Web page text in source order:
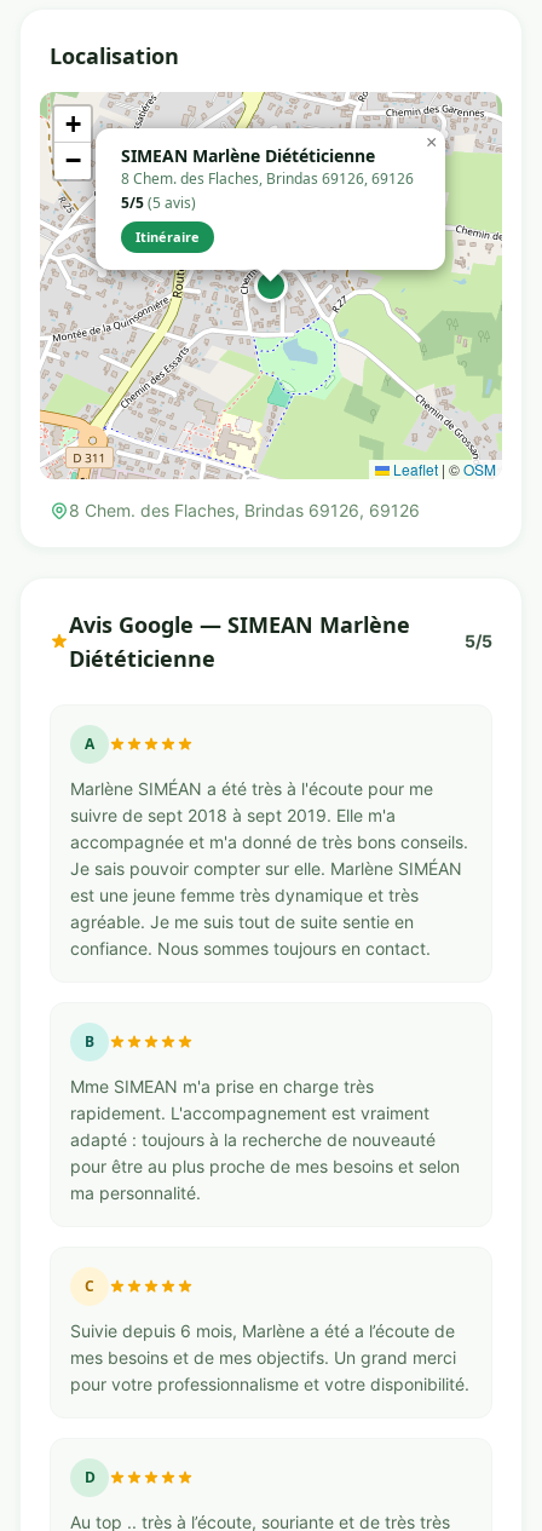
Localisation
SIMEAN Marlène Diététicienne
8 Chem. des Flaches, Brindas 69126, 69126
5/5(5 avis)
Itinéraire
×
+
−
Leaflet | ©OSM
8 Chem. des Flaches, Brindas 69126, 69126
Avis Google — SIMEAN Marlène
Diététicienne
5/5
A
Marlène SIMÉAN a été très à l'écoute pour me
suivre de sept 2018 à sept 2019. Elle m'a
accompagnée et m'a donné de très bons conseils.
Je sais pouvoir compter sur elle. Marlène SIMÉAN
est une jeune femme très dynamique et très
agréable. Je me suis tout de suite sentie en
confiance. Nous sommes toujours en contact.
B
Mme SIMEAN m'a prise en charge très
rapidement. L'accompagnement est vraiment
adapté : toujours à la recherche de nouveauté
pour être au plus proche de mes besoins et selon
ma personnalité.
C
Suivie depuis 6 mois, Marlène a été a l’écoute de
mes besoins et de mes objectifs. Un grand merci
pour votre professionnalisme et votre disponibilité.
D
Au top .. très à l’écoute, souriante et de très très